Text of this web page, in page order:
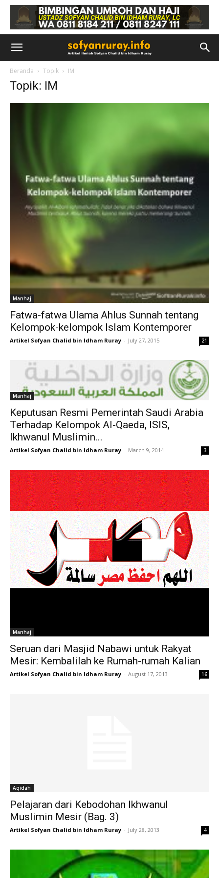
Beranda Topik IM
Topik: IM
Manhaj
Fatwa-fatwa Ulama Ahlus Sunnah tentang
Kelompok-kelompok Islam Kontemporer
Artikel Sofyan Chalid bin Idham Ruray - July 27, 2015 21
Manhaj
Keputusan Resmi Pemerintah Saudi Arabia
Terhadap Kelompok Al-Qaeda, ISIS,
Ikhwanul Muslimin...
Artikel Sofyan Chalid bin Idham Ruray - March 9, 2014 3
Manhaj
Seruan dari Masjid Nabawi untuk Rakyat
Mesir: Kembalilah ke Rumah-rumah Kalian
Artikel Sofyan Chalid bin Idham Ruray - August 17, 2013 16
Aqidah
Pelajaran dari Kebodohan Ikhwanul
Muslimin Mesir (Bag. 3)
Artikel Sofyan Chalid bin Idham Ruray - July 28, 2013 4